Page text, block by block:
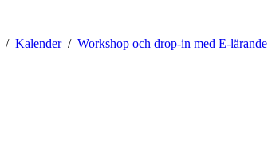
Kalender Workshop och drop-in med E-lärande